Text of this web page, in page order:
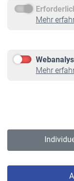
Mehr
Mehr
Service
Informationen
Online-Rechner
VBLnewsletter
Erklärung zur